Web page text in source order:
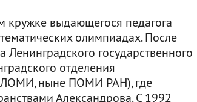
кружке выдающегося педагога
олимпиадах. После
государственного
отделения
(ЛОМИ, ныне ПОМИ РАН), где
Александрова. С 1992